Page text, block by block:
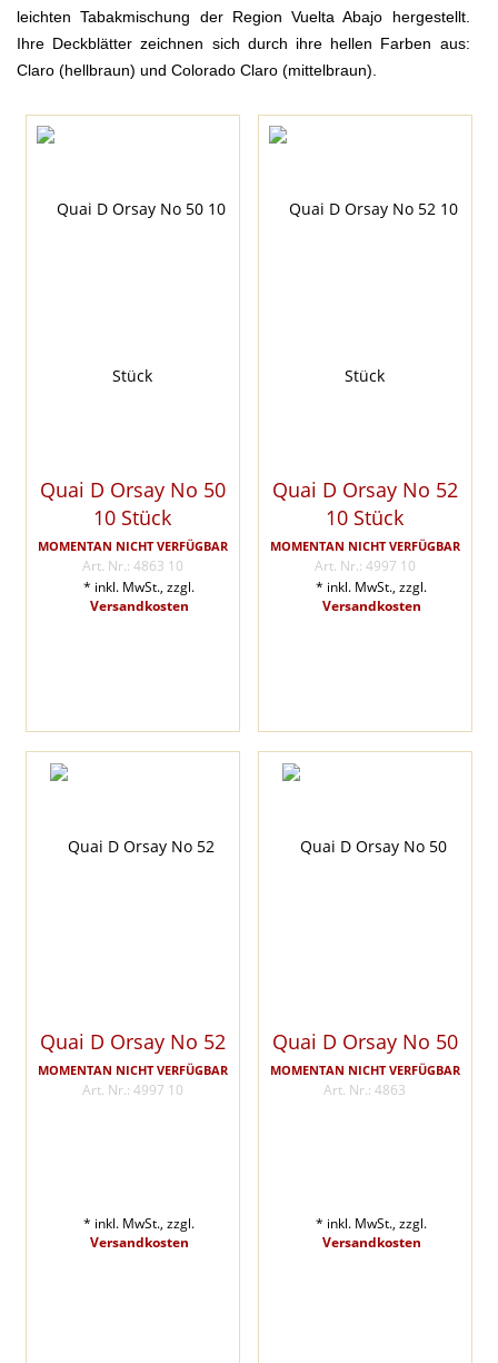
leichten Tabakmischung der Region Vuelta Abajo hergestellt.
Ihre Deckblätter zeichnen sich durch ihre hellen Farben aus:
Claro (hellbraun) und Colorado Claro (mittelbraun).
Quai D Orsay No 50
10 Stück
MOMENTAN NICHT VERFÜGBAR
Art. Nr.: 4863 10
* inkl. MwSt., zzgl.
Versandkosten
Quai D Orsay No 52
10 Stück
MOMENTAN NICHT VERFÜGBAR
Art. Nr.: 4997 10
* inkl. MwSt., zzgl.
Versandkosten
Quai D Orsay No 52
MOMENTAN NICHT VERFÜGBAR
Art. Nr.: 4997 10
* inkl. MwSt., zzgl.
Versandkosten
Quai D Orsay No 50
MOMENTAN NICHT VERFÜGBAR
Art. Nr.: 4863
* inkl. MwSt., zzgl.
Versandkosten